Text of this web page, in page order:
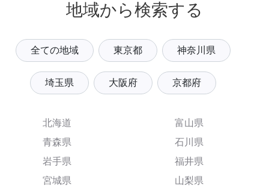
地域から検索する
全ての地域 東京都 神奈川県
埼玉県 大阪府 京都府
北海道
青森県
岩手県
宮城県
富山県
石川県
福井県
山梨県